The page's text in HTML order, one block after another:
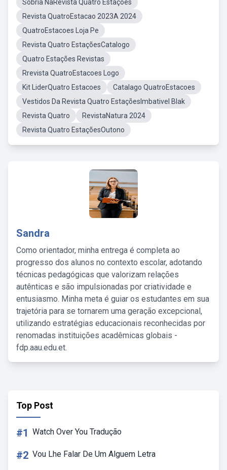
Sobria NaRevista Quatro Estaçoes
Revista QuatroEstacao 2023A 2024
QuatroEstacoes Loja Pe
Revista Quatro EstaçõesCatalogo
Quatro Estações Revistas
Rrevista QuatroEstacoes Logo
Kit LiderQuatro Estacoes
Catalago QuatroEstacoes
Vestidos Da Revista Quatro EstaçõesImbativel Blak
Revista Quatro
RevistaNatura 2024
Revista Quatro EstaçõesOutono
Sandra
Como orientador, minha entrega é completa ao
progresso dos alunos no contexto escolar, adotando
técnicas pedagógicas que valorizam relações
autênticas e são impulsionadas por criatividade e
entusiasmo. Minha meta é guiar os estudantes em sua
trajetória para se tornarem uma geração excepcional,
utilizando estratégias educacionais reconhecidas por
renomadas instituições acadêmicas globais -
fdp.aau.edu.et.
Top Post
#1 Watch Over You Tradução
#2 Vou Lhe Falar De Um Alguem Letra